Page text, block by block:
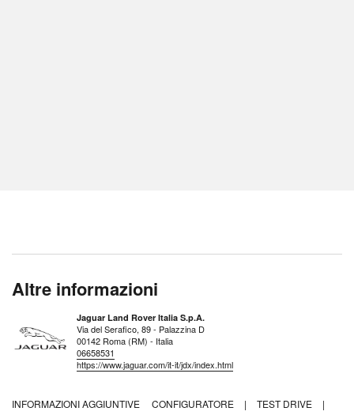
Altre informazioni
Jaguar Land Rover Italia S.p.A.
Via del Serafico, 89 - Palazzina D
00142 Roma (RM) - Italia
06658531
https://www.jaguar.com/it-it/jdx/index.html
INFORMAZIONI AGGIUNTIVE CONFIGURATORE | TEST DRIVE
|